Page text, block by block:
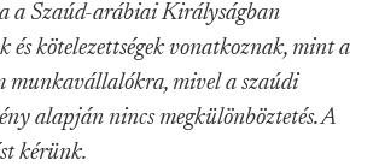
a Szaúd-arábiai Királyságban
és kötelezettségek vonatkoznak, mint a
munkavállalókra, mivel a szaúdi
alapján nincs megkülönböztetés. A
kérünk.